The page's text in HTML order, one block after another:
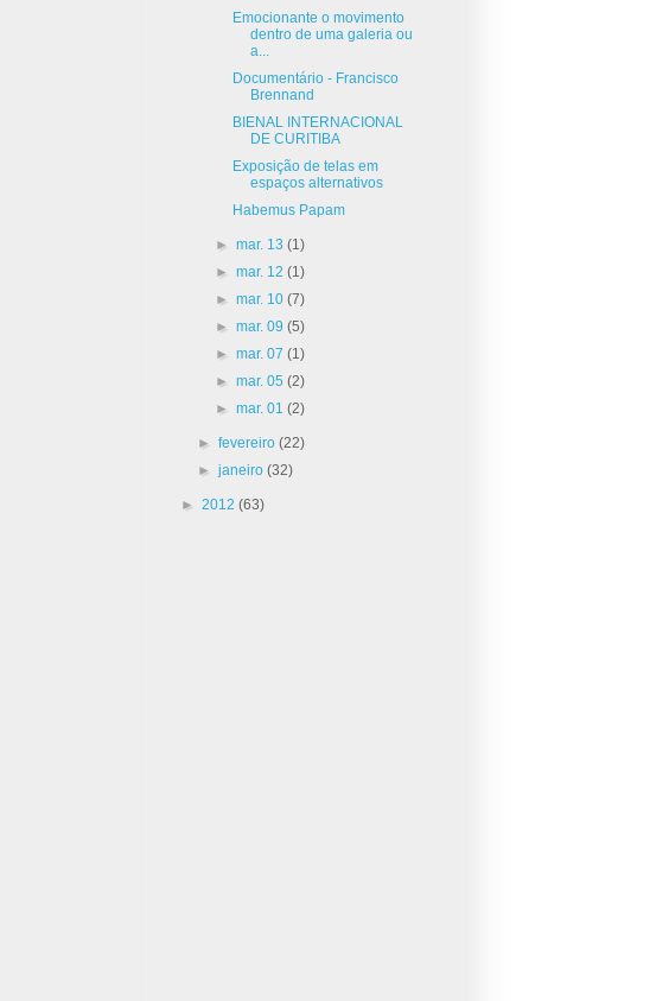
Emocionante o movimento
dentro de uma galeria ou
a...
Documentário - Francisco
Brennand
BIENAL INTERNACIONAL
DE CURITIBA
Exposição de telas em
espaços alternativos
Habemus Papam
► mar. 13 (1)
► mar. 12 (1)
► mar. 10 (7)
► mar. 09 (5)
► mar. 07 (1)
► mar. 05 (2)
► mar. 01 (2)
►fevereiro(22)
►janeiro(32)
► 2012 (63)